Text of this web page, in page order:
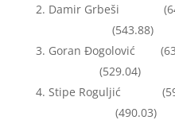
Damir Grbeši
(543.88)
Goran Đogolović
(529.04)
Stipe Roguljić
(490.03)